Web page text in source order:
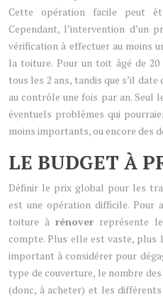
Cette opération facile peut
Cependant, l’intervention d’un
vérification à effectuer au moins
la toiture. Pour un toit âgé de
tous les 2 ans, tandis que s’il
au contrôle une fois par an. Seul
éventuels problèmes qui
moins importants, ou encore des
LE BUDGET À
Définir le prix global pour les
est une opération difficile. Pour
toiture àrénover représente
compte. Plus elle est vaste, plus
important à considérer pour
type de couverture, le nombre
(donc, à acheter) et les